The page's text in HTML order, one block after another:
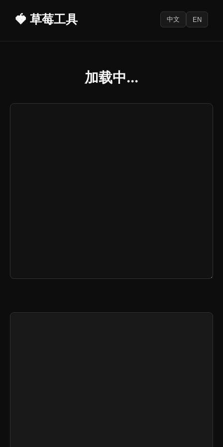
🍓 草莓工具 中文 EN
加载中...